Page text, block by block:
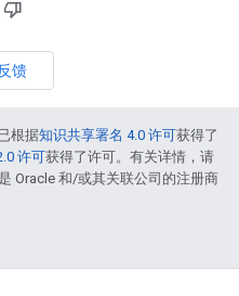
馈
根据知识共享署名 4.0 许可获得了
许可获得了许可。有关详情，请
Oracle 和/或其关联公司的注册商